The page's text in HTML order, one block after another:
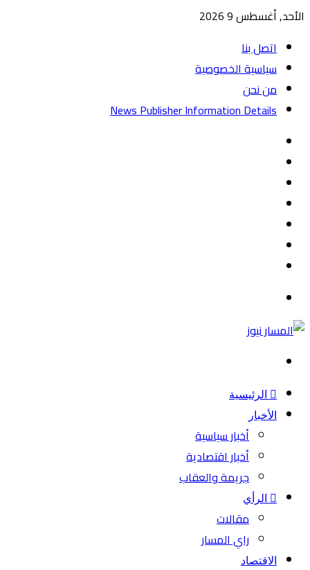
الأحد, أغسطس 9 2026
اتصل بنا
سياسية الخصوصية
من نحن
News Publisher Information Details
الرئيسية
الأخبار
أخبار سياسية
أخبار اقتصادية
جريمة والعقاب
الرأي
مقالات
راي المسار
الاقتصاد